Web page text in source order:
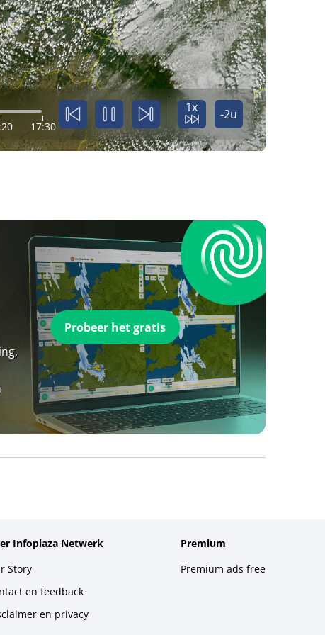
17:30
1x -2u
Probeer het gratis
Infoplaza Netwerk
Story
en feedback
en privacy
Premium
Premium ads free